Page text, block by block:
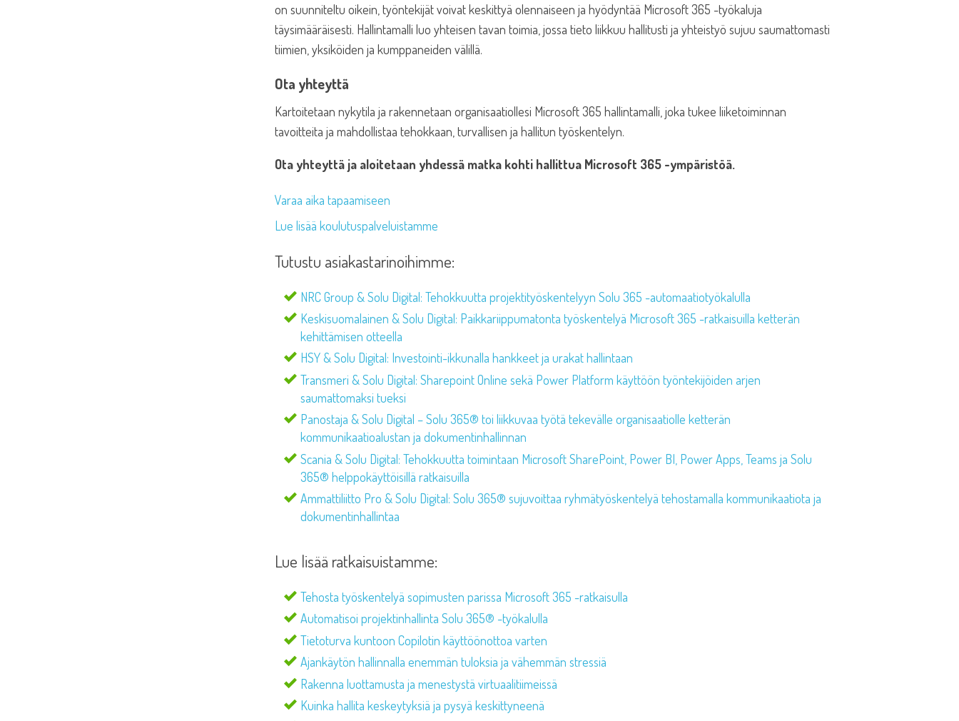
on suunniteltu oikein, työntekijät voivat keskittyä olennaiseen ja hyödyntää Microsoft 365 -työkaluja
täysimääräisesti. Hallintamalli luo yhteisen tavan toimia, jossa tieto liikkuu hallitusti ja yhteistyö sujuu saumattomasti
tiimien, yksiköiden ja kumppaneiden välillä.
Ota yhteyttä
Kartoitetaan nykytila ja rakennetaan organisaatiollesi Microsoft 365 hallintamalli, joka tukee liiketoiminnan
tavoitteita ja mahdollistaa tehokkaan, turvallisen ja hallitun työskentelyn.
Ota yhteyttä ja aloitetaan yhdessä matka kohti hallittua Microsoft 365 -ympäristöä.
Varaa aika tapaamiseen
Lue lisää koulutuspalveluistamme
Tutustu asiakastarinoihimme:
NRC Group & Solu Digital: Tehokkuutta projektityöskentelyyn Solu 365 -automaatiotyökalulla
Keskisuomalainen & Solu Digital: Paikkariippumatonta työskentelyä Microsoft 365 -ratkaisuilla ketterän
kehittämisen otteella
HSY & Solu Digital: Investointi-ikkunalla hankkeet ja urakat hallintaan
Transmeri & Solu Digital: Sharepoint Online sekä Power Platform käyttöön työntekijöiden arjen
saumattomaksi tueksi
Panostaja & Solu Digital – Solu 365® toi liikkuvaa työtä tekevälle organisaatiolle ketterän
kommunikaatioalustan ja dokumentinhallinnan
Scania & Solu Digital: Tehokkuutta toimintaan Microsoft SharePoint, Power BI, Power Apps, Teams ja Solu
365® helppokäyttöisillä ratkaisuilla
Ammattiliitto Pro & Solu Digital: Solu 365® sujuvoittaa ryhmätyöskentelyä tehostamalla kommunikaatiota ja
dokumentinhallintaa
Lue lisää ratkaisuistamme:
Tehosta työskentelyä sopimusten parissa Microsoft 365 -ratkaisulla
Automatisoi projektinhallinta Solu 365® -työkalulla
Tietoturva kuntoon Copilotin käyttöönottoa varten
Ajankäytön hallinnalla enemmän tuloksia ja vähemmän stressiä
Rakenna luottamusta ja menestystä virtuaalitiimeissä
Kuinka hallita keskeytyksiä ja pysyä keskittyneenä